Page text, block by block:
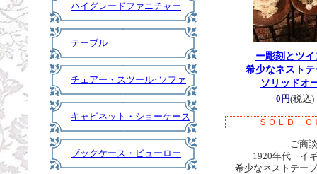
ハイグレードファニチャー
テーブル
チェアー・スツール･ソファ
キャビネット・ショーケース
ブックケース・ビューロー
ー彫刻とツ
希少なネスト
ソリッドオ
0円(税込)
ＳＯＬＤ Ｏ
ご商談
1920年代 イ
希少なネストテー